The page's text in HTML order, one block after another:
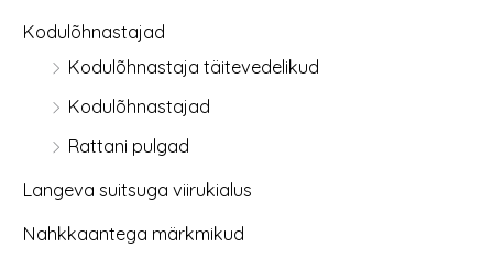
Kodulõhnastajad
Kodulõhnastaja täitevedelikud
Kodulõhnastajad
Rattani pulgad
Langeva suitsuga viirukialus
Nahkkaantega märkmikud